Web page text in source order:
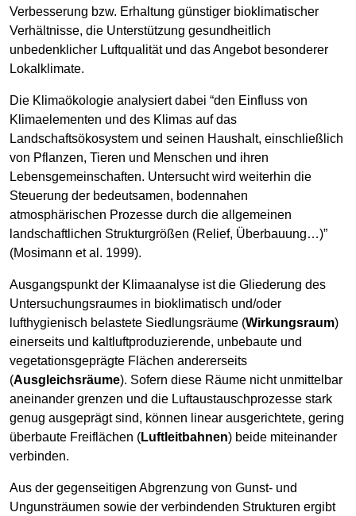
Verbesserung bzw. Erhaltung günstiger bioklimatischer
Verhältnisse, die Unterstützung gesundheitlich
unbedenklicher Luftqualität und das Angebot besonderer
Lokalklimate.
Die Klimaökologie analysiert dabei “den Einfluss von
Klimaelementen und des Klimas auf das
Landschaftsökosystem und seinen Haushalt, einschließlich
von Pflanzen, Tieren und Menschen und ihren
Lebensgemeinschaften. Untersucht wird weiterhin die
Steuerung der bedeutsamen, bodennahen
atmosphärischen Prozesse durch die allgemeinen
landschaftlichen Strukturgrößen (Relief, Überbauung…)”
(Mosimann et al. 1999).
Ausgangspunkt der Klimaanalyse ist die Gliederung des
Untersuchungsraumes in bioklimatisch und/oder
lufthygienisch belastete Siedlungsräume (Wirkungsraum)
einerseits und kaltluftproduzierende, unbebaute und
vegetationsgeprägte Flächen andererseits
(Ausgleichsräume). Sofern diese Räume nicht unmittelbar
aneinander grenzen und die Luftaustauschprozesse stark
genug ausgeprägt sind, können linear ausgerichtete, gering
überbaute Freiflächen (Luftleitbahnen) beide miteinander
verbinden.
Aus der gegenseitigen Abgrenzung von Gunst- und
Ungunsträumen sowie der verbindenden Strukturen ergibt